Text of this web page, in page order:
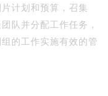
计划和预算，召集
队并分配工作任务，
的工作实施有效的管